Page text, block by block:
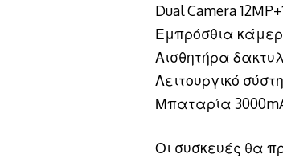
Dual Camera
Εμπρόσθια
Αισθητήρα
Λειτουργικό
Μπαταρία
Οι συσκευές θα